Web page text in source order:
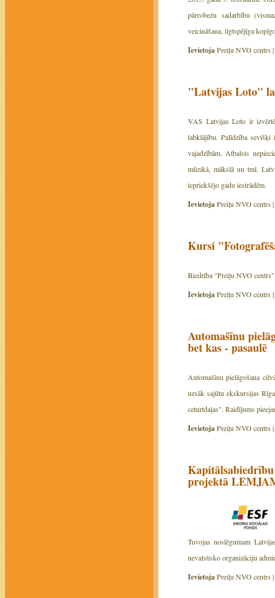
pārrobežu sadarbību
veicināšana, ilgtspējīga
IevietojaPreiļu NVO centrs |
"Latvijas Loto"
VAS Latvijas Loto ir
labklājību. Palīdzība sevišķi
vajadzībām. Atbalsts
mūzikā, mākslā un tml.
iepriekšējo gadu iestrādēm.
IevietojaPreiļu NVO centrs |
Kursi
Biedrība "Preiļu NVO
IevietojaPreiļu NVO centrs |
Automašīnu
bet kas - pasaulē
Automašīnu pielāgošana
uzsāk sajūtu ekskursijas
ceturtdaļas". Raidījums
IevietojaPreiļu NVO centrs |
projektā
Tuvojas noslēgumam
nevalstisko organizāciju
IevietojaPreiļu NVO centrs |